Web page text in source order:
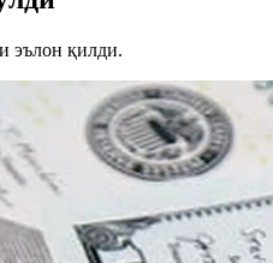
эълон қилди.